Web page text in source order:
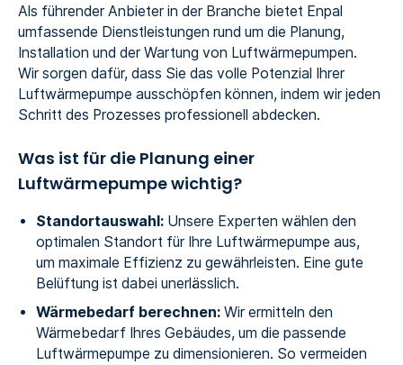
Als führender Anbieter in der Branche bietet Enpal
umfassende Dienstleistungen rund um die Planung,
Installation und der Wartung von Luftwärmepumpen.
Wir sorgen dafür, dass Sie das volle Potenzial Ihrer
Luftwärmepumpe ausschöpfen können, indem wir jeden
Schritt des Prozesses professionell abdecken.
Was ist für die Planung einer
Luftwärmepumpe wichtig?
Standortauswahl:Unsere Experten wählen den
optimalen Standort für Ihre Luftwärmepumpe aus,
um maximale Effizienz zu gewährleisten. Eine gute
Belüftung ist dabei unerlässlich.
Wärmebedarf berechnen:Wir ermitteln den
Wärmebedarf Ihres Gebäudes, um die passende
Luftwärmepumpe zu dimensionieren. So vermeiden